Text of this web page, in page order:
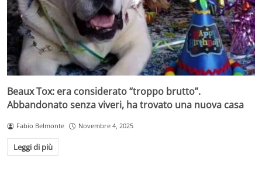
Beaux Tox: era considerato “troppo brutto”.
Abbandonato senza viveri, ha trovato una nuova casa
Fabio Belmonte Novembre 4, 2025
Leggi di più